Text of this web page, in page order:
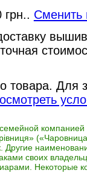
Сменить
товара. Для
компанией
Другие
своих
Некоторые